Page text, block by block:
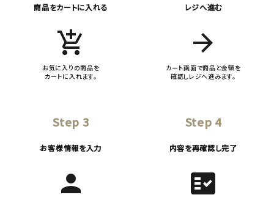
商品をカートに入れる
add_shopping_cart
お気に入りの商品を
カートに入れます。
レジへ進む
arrow_forward
カート画面で商品と金額を
確認しレジへ進みます。
Step 3
お客様情報を入力
person
Step 4
内容を再確認し完了
fact_check